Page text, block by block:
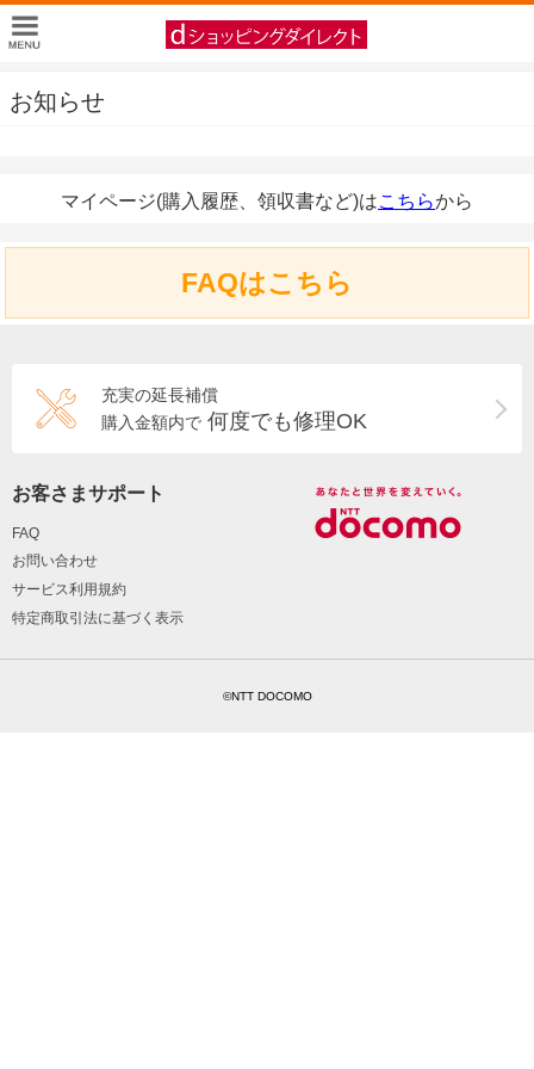
お知らせ
マイページ(購入履歴、領収書など)はこちらから
FAQはこちら
充実の延長補償
購入金額内で 何度でも修理OK
お客さまサポート
FAQ
お問い合わせ
サービス利用規約
特定商取引法に基づく表示
©NTT DOCOMO